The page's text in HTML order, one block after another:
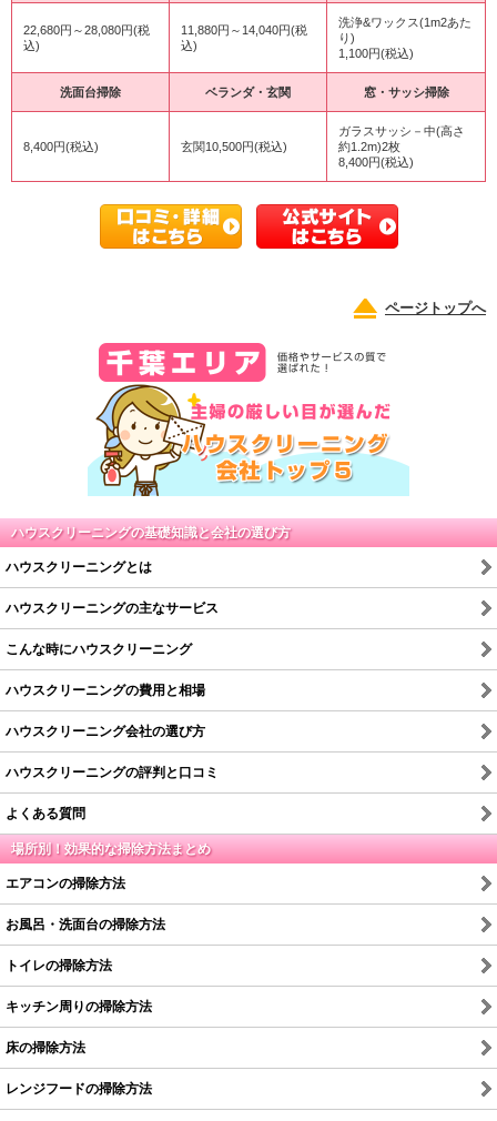
22,680円～28,080円(税
込)
11,880円～14,040円(税
込)
洗浄&ワックス(1m2あた
り)
1,100円(税込)
洗面台掃除 ベランダ・玄関 窓・サッシ掃除
8,400円(税込) 玄関10,500円(税込)
ガラスサッシ－中(高さ
約1.2m)2枚
8,400円(税込)
ページトップへ
ハウスクリーニングの基礎知識と会社の選び方
ハウスクリーニングとは
ハウスクリーニングの主なサービス
こんな時にハウスクリーニング
ハウスクリーニングの費用と相場
ハウスクリーニング会社の選び方
ハウスクリーニングの評判と口コミ
よくある質問
場所別！効果的な掃除方法まとめ
エアコンの掃除方法
お風呂・洗面台の掃除方法
トイレの掃除方法
キッチン周りの掃除方法
床の掃除方法
レンジフードの掃除方法